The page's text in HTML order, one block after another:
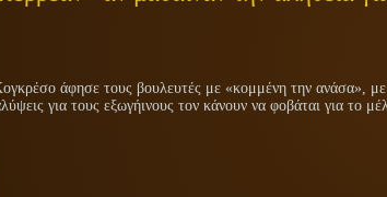
άφησε τους βουλευτές με «κομμένη την ανάσα», με
για τους εξωγήινους τον κάνουν να φοβάται για το